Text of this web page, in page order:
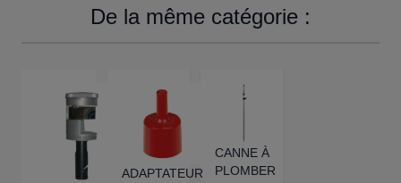
De la même catégorie :
ADAPTATEUR
CANNE À
PLOMBER